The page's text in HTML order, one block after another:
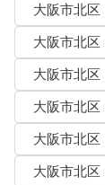
大阪市北
大阪市北
大阪市北
大阪市北区
大阪市北区
大阪市北